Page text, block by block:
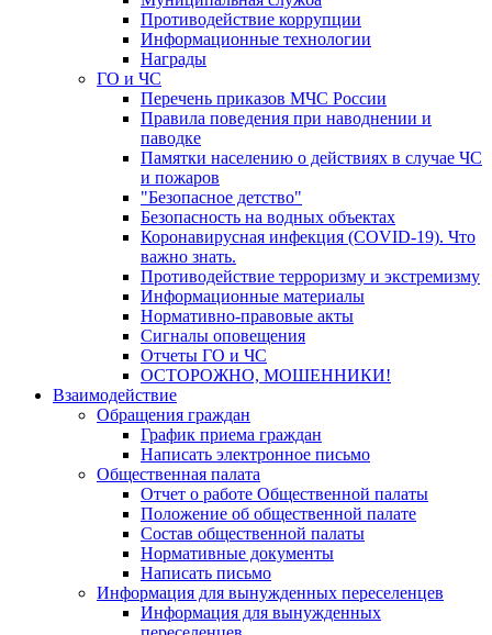
Противодействие коррупции
Информационные технологии
Награды
ГО и ЧС
Перечень приказов МЧС России
Правила поведения при наводнении и
паводке
Памятки населению о действиях в случае ЧС
и пожаров
"Безопасное детство"
Безопасность на водных объектах
Коронавирусная инфекция (COVID-19). Что
важно знать.
Противодействие терроризму и экстремизму
Информационные материалы
Нормативно-правовые акты
Сигналы оповещения
Отчеты ГО и ЧС
ОСТОРОЖНО, МОШЕННИКИ!
Взаимодействие
Обращения граждан
График приема граждан
Написать электронное письмо
Общественная палата
Отчет о работе Общественной палаты
Положение об общественной палате
Состав общественной палаты
Нормативные документы
Написать письмо
Информация для вынужденных переселенцев
Информация для вынужденных